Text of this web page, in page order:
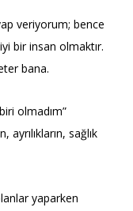
veriyorum; bence
bir insan olmaktır.
bana.
olmadım”
ayrılıkların, sağlık
yaparken